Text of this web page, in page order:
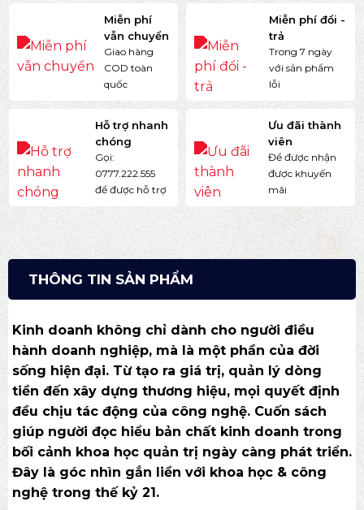
Miễn phí
vẫn chuyển
Giao hàng
COD toàn
quốc
Miễn phí đổi -
trả
Trong 7 ngày
với sản phẩm
lỗi
Hỗ trợ nhanh
chóng
Gọi:
0777.222.555
để được hỗ trợ
Ưu đãi thành
viên
Để được nhận
được khuyến
mãi
THÔNG TIN SẢN PHẨM
Kinh doanh không chỉ dành cho người điều
hành doanh nghiệp, mà là một phần của đời
sống hiện đại. Từ tạo ra giá trị, quản lý dòng
tiền đến xây dựng thương hiệu, mọi quyết định
đều chịu tác động của công nghệ. Cuốn sách
giúp người đọc hiểu bản chất kinh doanh trong
bối cảnh khoa học quản trị ngày càng phát triển.
Đây là góc nhìn gắn liền với khoa học & công
nghệtrong thế kỷ 21.